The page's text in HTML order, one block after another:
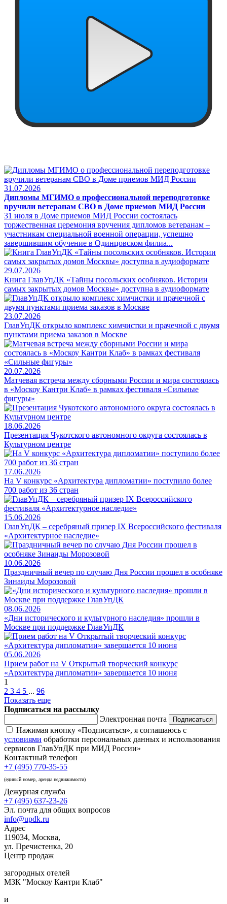
31.07.2026
Дипломы МГИМО о профессиональной переподготовке
вручили ветеранам СВО в Доме приемов МИД России
31 июля в Доме приемов МИД России состоялась
торжественная церемония вручения дипломов ветеранам –
участникам специальной военной операции, успешно
завершившим обучение в Одинцовском филиа...
29.07.2026
Книга ГлавУпДК «Тайны посольских особняков. Истории
самых закрытых домов Москвы» доступна в аудиоформате
23.07.2026
ГлавУпДК открыло комплекс химчистки и прачечной с двумя
пунктами приема заказов в Москве
20.07.2026
Матчевая встреча между сборными России и мира состоялась
в «Москоу Кантри Клаб» в рамках фестиваля «Сильные
фигуры»
18.06.2026
Презентация Чукотского автономного округа состоялась в
Культурном центре
17.06.2026
На V конкурс «Архитектура дипломатии» поступило более
700 работ из 36 стран
15.06.2026
ГлавУпДК – серебряный призер IX Всероссийского фестиваля
«Архитектурное наследие»
10.06.2026
Праздничный вечер по случаю Дня России прошел в особняке
Зинаиды Морозовой
08.06.2026
«Дни исторического и культурного наследия» прошли в
Москве при поддержке ГлавУпДК
05.06.2026
Прием работ на V Открытый творческий конкурс
«Архитектура дипломатии» завершается 10 июня
1
2 3 4 5 ... 96
Показать еще
Подписаться на рассылку
Электронная почта
Подписаться
Нажимая кнопку «Подписаться», я соглашаюсь с
условиями обработки персональных данных и использования
сервисов ГлавУпДК при МИД России»
Контактный телефон
+7 (495) 770-35-55
(единый номер, аренда недвижимости)
Дежурная служба
+7 (495) 637-23-26
Эл. почта для общих вопросов
info@updk.ru
Адрес
119034, Москва,
ул. Пречистенка, 20
Центр продаж
загородных отелей
МЗК "Москоу Кантри Клаб"
и